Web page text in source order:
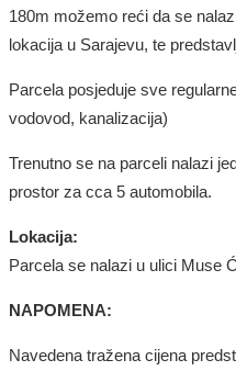
180m možemo reći da se
lokacija u Sarajevu, te
Parcela posjeduje sve
vodovod, kanalizacija)
Trenutno se na parceli nalazi
prostor za cca 5 automobila.
Lokacija:
Parcela se nalazi u ulici Muse
NAPOMENA:
Navedena tražena cijena